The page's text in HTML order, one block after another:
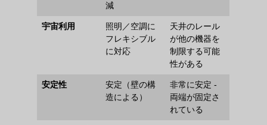
減
宇宙利用
照明／空調に
フレキシブル
に対応
天井のレール
が他の機器を
制限する可能
性がある
安定性
安定（壁の構
造による）
非常に安定 -
両端が固定さ
れている